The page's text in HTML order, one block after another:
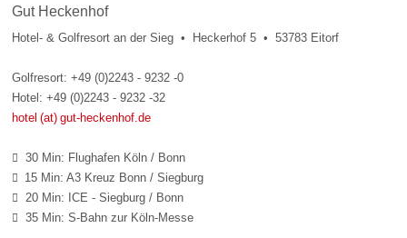
Gut Heckenhof
Hotel- & Golfresort an der Sieg • Heckerhof 5 • 53783 Eitorf
Golfresort: +49 (0)2243 - 9232 -0
Hotel: +49 (0)2243 - 9232 -32
hotel (at) gut-heckenhof.de
 30 Min: Flughafen Köln / Bonn
 15 Min: A3 Kreuz Bonn / Siegburg
 20 Min: ICE - Siegburg / Bonn
 35 Min: S-Bahn zur Köln-Messe